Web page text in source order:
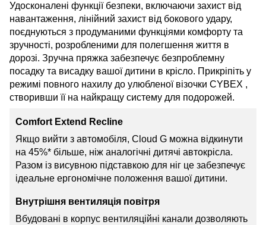
Удосконалені функції безпеки, включаючи захист від
навантаження, лінійний захист від бокового удару,
поєднуються з продуманими функціями комфорту та
зручності, розробленими для полегшення життя в
дорозі. Зручна пряжка забезпечує безпроблемну
посадку та висадку вашої дитини в крісло. Прикріпіть у
режимі повного нахилу до улюбленої візочки CYBEX ,
створивши її на найкращу систему для подорожей.
Comfort Extend Recline
Якщо вийти з автомобіля, Cloud G можна відкинути
на 45%* більше, ніж аналогічні дитячі автокрісла.
Разом із висувною підставкою для ніг це забезпечує
ідеальне ергономічне положення вашої дитини.
Внутрішня вентиляція повітря
Вбудовані в корпус вентиляційні канали дозволяють